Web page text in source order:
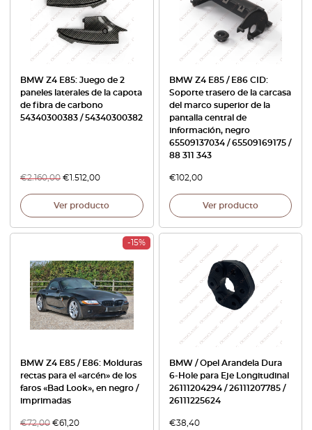
BMW Z4 E85: Juego de 2
paneles laterales de la capota
de fibra de carbono
54340300383 / 54340300382
€2.160,00 €1.512,00
Ver producto
BMW Z4 E85 / E86 CID:
Soporte trasero de la carcasa
del marco superior de la
pantalla central de
información, negro
65509137034 / 65509169175 /
88 311 343
€102,00
Ver producto
-15%
BMW Z4 E85 / E86: Molduras
rectas para el «arcén» de los
faros «Bad Look», en negro /
imprimadas
€72,00 €61,20
BMW / Opel Arandela Dura
6-Hole para Eje Longitudinal
26111204294 / 26111207785 /
26111225624
€38,40